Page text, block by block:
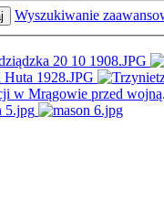
Wyszukiwanie